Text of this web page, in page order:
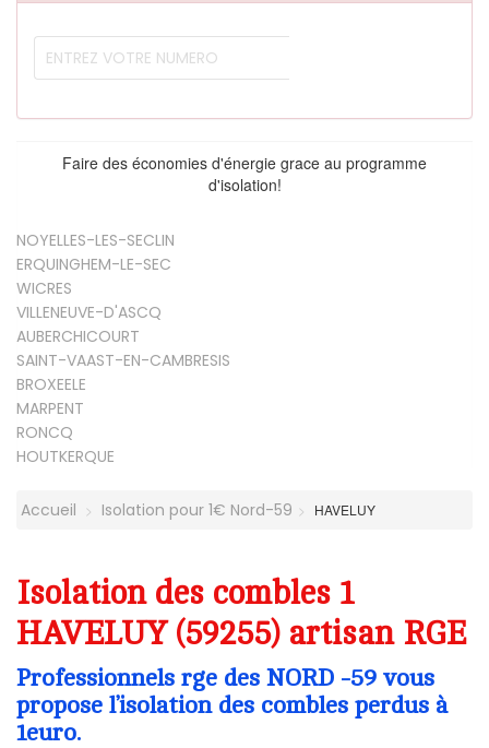
Faire des économies d'énergie grace au programme
d'isolation!
NOYELLES-LES-SECLIN
ERQUINGHEM-LE-SEC
WICRES
VILLENEUVE-D'ASCQ
AUBERCHICOURT
SAINT-VAAST-EN-CAMBRESIS
BROXEELE
MARPENT
RONCQ
HOUTKERQUE
Accueil Isolation pour 1€ Nord-59 HAVELUY
Isolation des combles 1
HAVELUY (59255) artisan RGE
Professionnels rge des NORD -59 vous
propose l’isolation des combles perdus à
1euro.